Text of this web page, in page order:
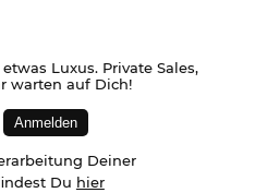
Luxus. Private Sales,
warten auf Dich!
Deiner
Du hier